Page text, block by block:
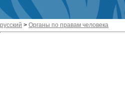
русский > Органы по правам человека